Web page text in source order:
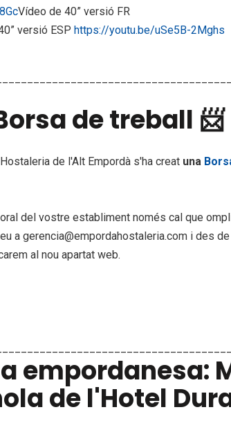
Vídeo de 40” versió FR
versió ESP https://youtu.be/uSe5B-2Mghs
de treball 📨
de l'Alt Empordà s'ha creat una
del vostre establiment només cal que
a gerencia@empordahostaleria.com i des de
al nou apartat web.
empordanesa:
de l'Hotel